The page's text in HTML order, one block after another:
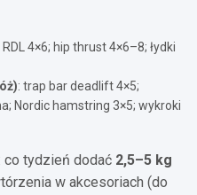
4×6; hip thrust 4×6–8; łydki
: trap bar deadlift 4×5;
Nordic hamstring 3×5; wykroki
co tydzień dodać 2,5–5 kg
w akcesoriach (do